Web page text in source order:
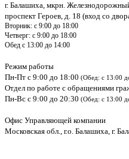
г. Балашиха, мкрн.
проспект Героев, д. 18 (вход со
Вторник: с 9:00 до 18:00
Четверг: с 9:00 до 18:00
Обед с 13:00 до 14:00
Режим работы
Пн-Пт с 9:00 до 18:00 (Обед: с 13:00
Отдел по работе с обращениями
Пн-Вс с 9:00 до 20:30 (Обед: с 13:00
Офис Управляющей компании
Московская обл., г.о. Балашиха, г.